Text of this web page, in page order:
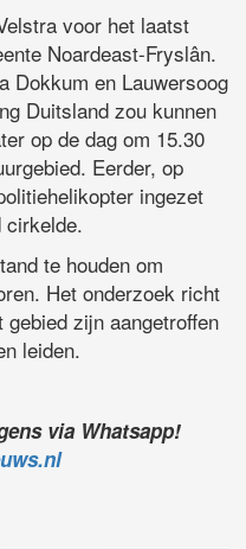
voor het laatst
Noardeast-Fryslân.
Dokkum en Lauwersoog
Duitsland zou kunnen
op de dag om 15.30
Eerder, op
ingezet
cirkelde.
te houden om
Het onderzoek richt
zijn aangetroffen
leiden.
via Whatsapp!